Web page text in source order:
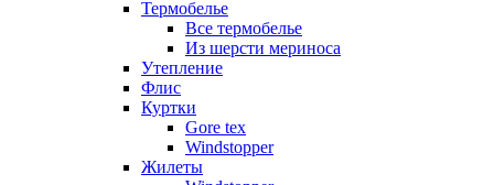
Термобелье
Все термобелье
Из шерсти мериноса
Утепление
Флис
Куртки
Gore tex
Windstopper
Жилеты